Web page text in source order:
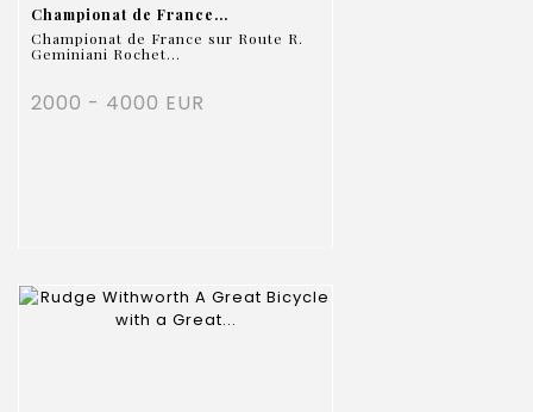
Championat de France...
Championat de France sur Route R.
Geminiani Rochet...
2000 - 4000 EUR